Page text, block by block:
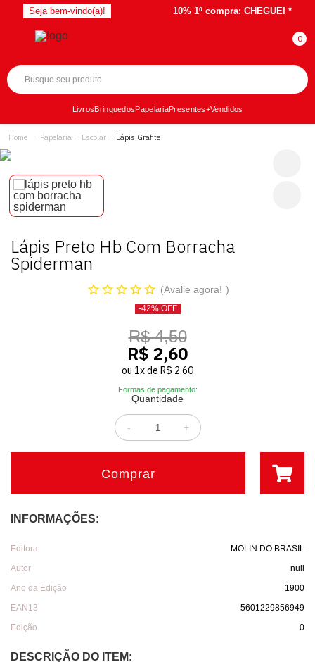
Seja bem-vindo(a)! 10% 1º compra: CHEGUEI *
LivrosBrinquedosPapelariaPresentes+Vendidos
Papelaria Escolar Lápis Grafite
Lápis Preto Hb Com Borracha
Spiderman
Avalie agora!
-42% OFF
R$ 4,50
R$ 2,60
ou 1xde R$ 2,60
Formas de pagamento:
Quantidade
+
-
Comprar
INFORMAÇÕES:
Editora
MOLIN DO BRASIL
Autor
null
Ano da Edição
1900
EAN13
5601229856949
Edição
0
DESCRIÇÃO DO ITEM: